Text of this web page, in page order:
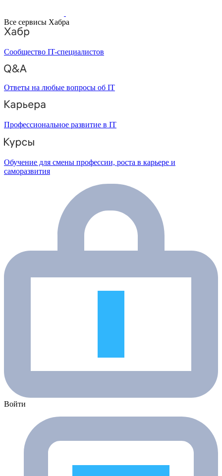
Все сервисы Хабра
Сообщество IT-специалистов
Ответы на любые вопросы об IT
Профессиональное развитие в IT
Обучение для смены профессии, роста в карьере и
саморазвития
Войти